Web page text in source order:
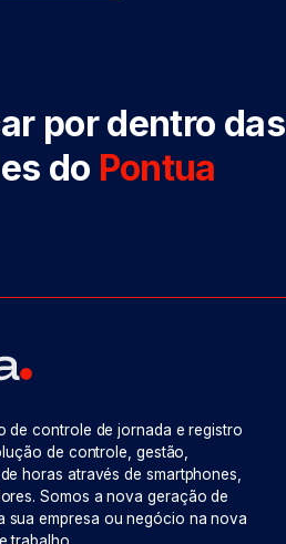
por dentro das
do Pontua
de controle de jornada e registro
de controle, gestão,
horas através de smartphones,
Somos a nova geração de
sua empresa ou negócio na nova